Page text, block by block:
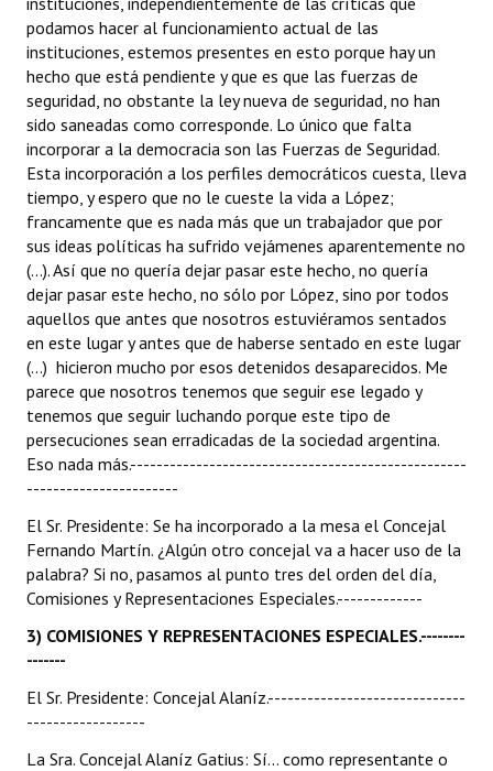
podamos hacer al funcionamiento actual de las
instituciones, estemos presentes en esto porque hay un
hecho que está pendiente y que es que las fuerzas de
seguridad, no obstante la ley nueva de seguridad, no han
sido saneadas como corresponde. Lo único que falta
incorporar a la democracia son las Fuerzas de Seguridad.
Esta incorporación a los perfiles democráticos cuesta, lleva
tiempo, y espero que no le cueste la vida a López;
francamente que es nada más que un trabajador que por
sus ideas políticas ha sufrido vejámenes aparentemente no
(...). Así que no quería dejar pasar este hecho, no quería
dejar pasar este hecho, no sólo por López, sino por todos
aquellos que antes que nosotros estuviéramos sentados
en este lugar y antes que de haberse sentado en este lugar
(...) hicieron mucho por esos detenidos desaparecidos. Me
parece que nosotros tenemos que seguir ese legado y
tenemos que seguir luchando porque este tipo de
persecuciones sean erradicadas de la sociedad argentina.
Eso nada más.---------------------------------------------------
-----------------------
El Sr. Presidente: Se ha incorporado a la mesa el Concejal
Fernando Martín. ¿Algún otro concejal va a hacer uso de la
palabra? Si no, pasamos al punto tres del orden del día,
Comisiones y Representaciones Especiales.-------------
3) COMISIONES Y REPRESENTACIONES ESPECIALES.--------
-------
El Sr. Presidente: Concejal Alaníz.------------------------------
------------------
La Sra. Concejal Alaníz Gatius: Sí... como representante o